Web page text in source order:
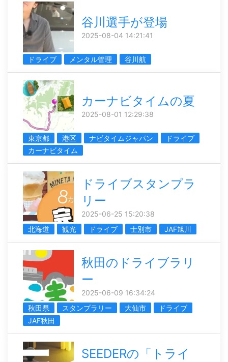
谷川選手が登場
2025-08-04 14:21:41
ドライブ メンタル管理 谷川航
カーナビタイムの夏
2025-08-01 12:29:38
東京都 港区 ナビタイムジャパン
ドライブ
カーナビタイム
ドライブスタンプラ
リー
2025-06-25 15:20:38
北海道
観光 ドライブ 士別市 JAF旭川
秋田のドライブラリ
ー
2025-06-09 16:34:24
秋田県
スタンプラリー 大仙市
ドライブ
JAF秋田
SEEDERの「トライ